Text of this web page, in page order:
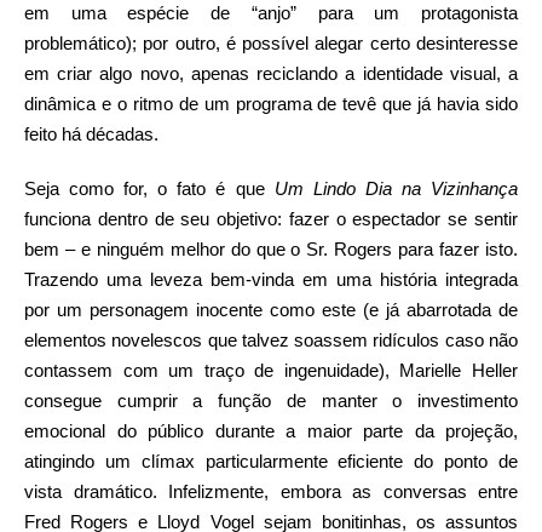
em uma espécie de “anjo” para um protagonista
problemático); por outro, é possível alegar certo desinteresse
em criar algo novo, apenas reciclando a identidade visual, a
dinâmica e o ritmo de um programa de tevê que já havia sido
feito há décadas.
Seja como for, o fato é que Um Lindo Dia na Vizinhança
funciona dentro de seu objetivo: fazer o espectador se sentir
bem – e ninguém melhor do que o Sr. Rogers para fazer isto.
Trazendo uma leveza bem-vinda em uma história integrada
por um personagem inocente como este (e já abarrotada de
elementos novelescos que talvez soassem ridículos caso não
contassem com um traço de ingenuidade), Marielle Heller
consegue cumprir a função de manter o investimento
emocional do público durante a maior parte da projeção,
atingindo um clímax particularmente eficiente do ponto de
vista dramático. Infelizmente, embora as conversas entre
Fred Rogers e Lloyd Vogel sejam bonitinhas, os assuntos